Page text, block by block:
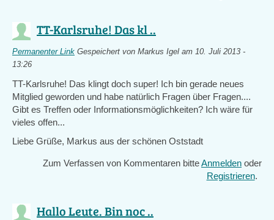
TT-Karlsruhe! Das kl ..
Permanenter Link Gespeichert von Markus Igel am 10. Juli 2013 -
13:26
TT-Karlsruhe! Das klingt doch super! Ich bin gerade neues
Mitglied geworden und habe natürlich Fragen über Fragen....
Gibt es Treffen oder Informationsmöglichkeiten? Ich wäre für
vieles offen...
Liebe Grüße, Markus aus der schönen Oststadt
Zum Verfassen von Kommentaren bitteAnmelden oder
Registrieren.
Hallo Leute. Bin noc ..